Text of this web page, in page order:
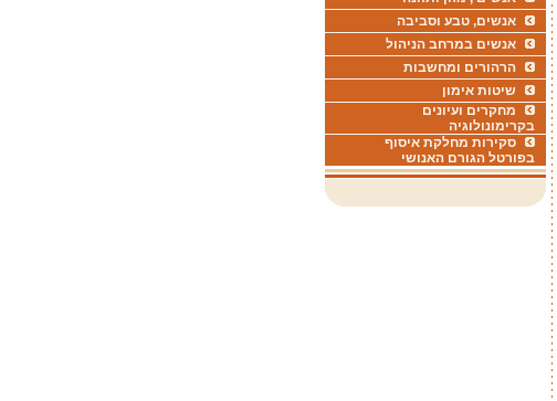
אנשים, טבע וסביבה
אנשים במרחב הניהול
הרהורים ומחשבות
שיטות אימון
מחקרים ועיונים
בקרימונולוגיה
סקירות מחלקת איסוף
בפורטל הגורם האנושי